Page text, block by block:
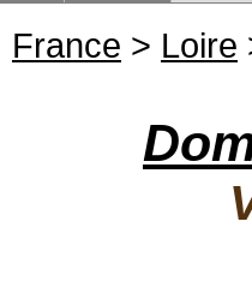
France > Loire